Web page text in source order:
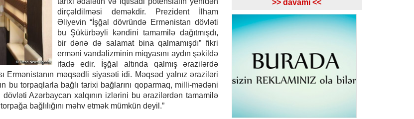
dirçəldilməsi deməkdir. Prezident İlham
Əliyevin “İşğal dövründə Ermənistan dövləti
bu Şükürbəyli kəndini tamamilə dağıtmışdı,
bir dənə də salamat bina qalmamışdı” fikri
erməni vandalizminin miqyasını aydın şəkildə
ifadə edir. İşğal altında qalmış ərazilərdə
Ermənistanın məqsədli siyasəti idi. Məqsəd yalnız əraziləri
bu torpaqlarla bağlı tarixi bağlarını qoparmaq, milli-mədəni
Azərbaycan xalqının izlərini bu ərazilərdən tamamilə
bağlılığını məhv etmək mümkün deyil.”
17:09 Bakıda estetik əməliyyatdan
sonra pasiyentin ölüm faktı üzrə
araşdırma başlayıb
aldadan şəxs saxlanılıb
16:39 Səfərbərlik Xidmətinin
rüşvətlə bağlı həbs olunan 3
>> davamı <<